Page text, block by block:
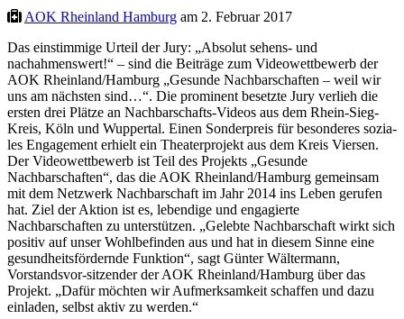
AOK Rheinland Hamburg am 2. Februar 2017
Das einstimmige Urteil der Jury: „Absolut sehens- und
nachahmenswert!“ – sind die Beiträge zum Videowettbewerb der
AOK Rheinland/Hamburg „Gesunde Nachbarschaften – weil wir
uns am nächsten sind…“. Die prominent besetzte Jury verlieh die
ersten drei Plätze an Nachbarschafts-Videos aus dem Rhein-Sieg-
Kreis, Köln und Wuppertal. Einen Sonderpreis für besonderes sozia-
les Engagement erhielt ein Theaterprojekt aus dem Kreis Viersen.
Der Videowettbewerb ist Teil des Projekts „Gesunde
Nachbarschaften“, das die AOK Rheinland/Hamburg gemeinsam
mit dem Netzwerk Nachbarschaft im Jahr 2014 ins Leben gerufen
hat. Ziel der Aktion ist es, lebendige und engagierte
Nachbarschaften zu unterstützen. „Gelebte Nachbarschaft wirkt sich
positiv auf unser Wohlbefinden aus und hat in diesem Sinne eine
gesundheitsfördernde Funktion“, sagt Günter Wältermann,
Vorstandsvor-sitzender der AOK Rheinland/Hamburg über das
Projekt. „Dafür möchten wir Aufmerksamkeit schaffen und dazu
einladen, selbst aktiv zu werden.“